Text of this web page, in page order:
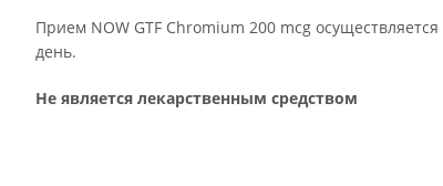
Прием NOW GTF Chromium 200 mcg
день.
Не является лекарственным средством